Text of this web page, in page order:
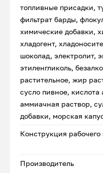
топливные присадки,
фильтрат барды,
химические добавки,
хладогент,
шоколад, электролит,
этиленгликоль,
растительное, жир
сусло пивное, кислота
аммиачная раствор,
добавки, морская
Конструкция рабочего
Производитель